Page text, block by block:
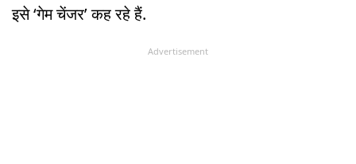
इसे ‘गेम चेंजर’ कह रहे हैं.
Advertisement